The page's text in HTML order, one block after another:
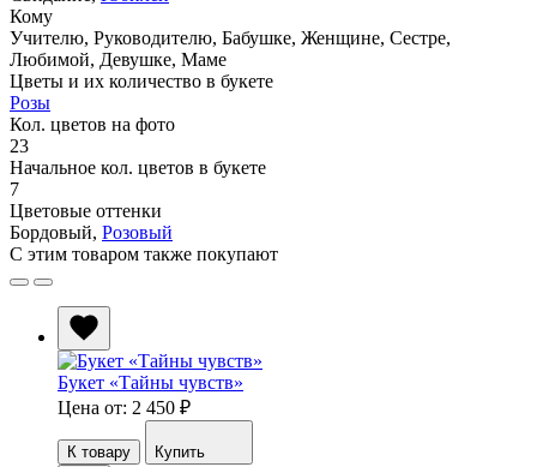
Кому
Учителю, Руководителю, Бабушке, Женщине, Сестре,
Любимой, Девушке, Маме
Цветы и их количество в букете
Розы
Кол. цветов на фото
23
Начальное кол. цветов в букете
7
Цветовые оттенки
Бордовый, Розовый
С этим товаром также покупают
Букет «Тайны чувств»
Цена от: 2 450 ₽
К товару Купить